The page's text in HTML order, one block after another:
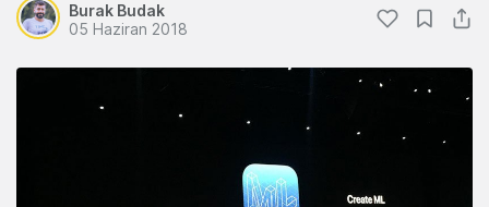
Burak Budak
05 Haziran 2018